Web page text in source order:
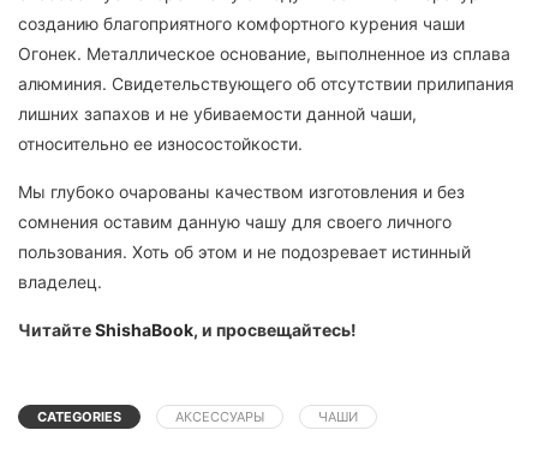
созданию благоприятного комфортного курения чаши
Огонек. Металлическое основание, выполненное из сплава
алюминия. Свидетельствующего об отсутствии прилипания
лишних запахов и не убиваемости данной чаши,
относительно ее износостойкости.
Мы глубоко очарованы качеством изготовления и без
сомнения оставим данную чашу для своего личного
пользования. Хоть об этом и не подозревает истинный
владелец.
ЧитайтеShishaBook, и просвещайтесь!
CATEGORIES АКСЕССУАРЫ ЧАШИ